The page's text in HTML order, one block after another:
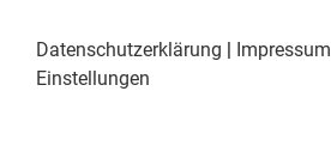
Datenschutzerklärung Impressum
Einstellungen